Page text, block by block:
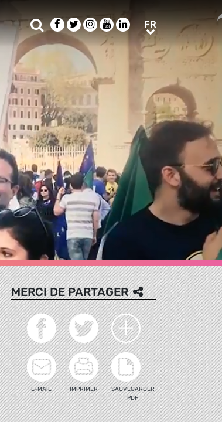
Rechercher
Facebook
TwitterInstagram
YoutubeLinkedIn
FRFR
MERCI DE PARTAGER
E-MAIL IMPRIMER
SAUVEGARDER
PDF